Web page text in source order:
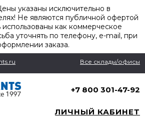
указаны исключительно в
Не являются публичной офертой
использованы как коммерческое
уточнять по телефону, e-mail, при
заказа.
Все склады/офисы
+7 800 301-47-92
ЛИЧНЫЙ КАБИНЕТ